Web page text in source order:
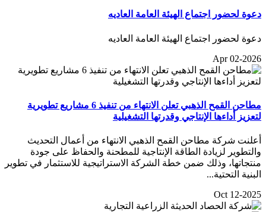
دعوة لحضور اجتماع الهيئة العامة العاديه
دعوة لحضور اجتماع الهيئة العامة العاديه
Apr 02-2026
مطاحن القمح الذهبي تعلن الانتهاء من تنفيذ 6 مشاريع تطويرية
لتعزيز أداءها الإنتاجي وقدرتها التشغيلية
أعلنت شركة مطاحن القمح الذهبي الانتهاء من أعمال التحديث
والتطوير لزيادة الطاقة الإنتاجية للمطحنة والحفاظ على جودة
منتجاتها، وذلك ضمن خطة الشركة الاستراتيجية للاستثمار في تطوير
البنية التحتية...
Oct 12-2025